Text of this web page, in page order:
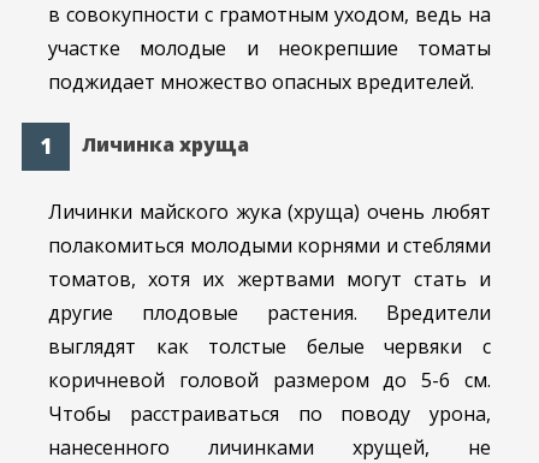
в совокупности с грамотным уходом, ведь на
участке молодые и неокрепшие томаты
поджидает множество опасных вредителей.
Личинка хруща
Личинки майского жука (хруща) очень любят
полакомиться молодыми корнями и стеблями
томатов, хотя их жертвами могут стать и
другие плодовые растения. Вредители
выглядят как толстые белые червяки с
коричневой головой размером до 5-6 см.
Чтобы расстраиваться по поводу урона,
нанесенного личинками хрущей, не